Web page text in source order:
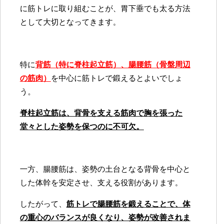
に筋トレに取り組むことが、胃下垂でも太る方法
として大切となってきます。
特に背筋（特に脊柱起立筋）、腸腰筋（骨盤周辺
の筋肉）
を中心に筋トレで鍛えるとよいでしょ
う。
脊柱起立筋は、背骨を支える筋肉で胸を張った
堂々とした姿勢を保つのに不可欠。
一方、腸腰筋は、姿勢の土台となる背骨を中心と
した体幹を安定させ、支える役割があります。
したがって、 筋トレで腸腰筋を鍛えることで、体
の重心のバランスが良くなり、姿勢が改善されま